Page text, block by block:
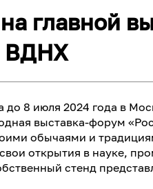
главной
ВДНХ
до 8 июля 2024 года в
выставка-форум
обычаями и
открытия в науке,
стенд